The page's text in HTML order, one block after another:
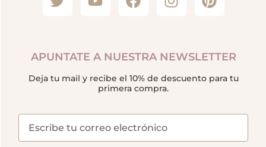
APUNTATE A NUESTRA NEWSLETTER
Deja tu mail y recibe el 10% de descuento para tu
primera compra.